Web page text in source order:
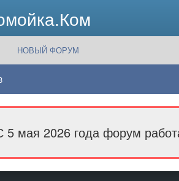
НОВЫЙ ФОРУМ
5 мая 2026 года форум